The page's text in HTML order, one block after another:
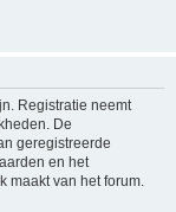
Registratie neemt
De
geregistreerde
en het
van het forum.